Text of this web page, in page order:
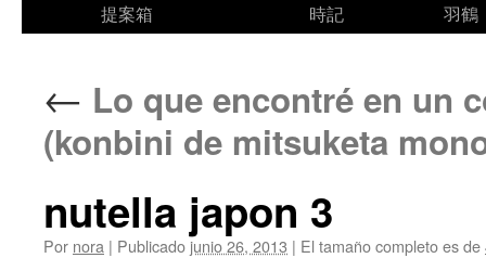
提案箱
時記
羽鶴
← Lo que encontré en un
(konbini de mitsuketa
nutella japon 3
Por nora | Publicado junio 26, 2013 | El tamaño completo es de